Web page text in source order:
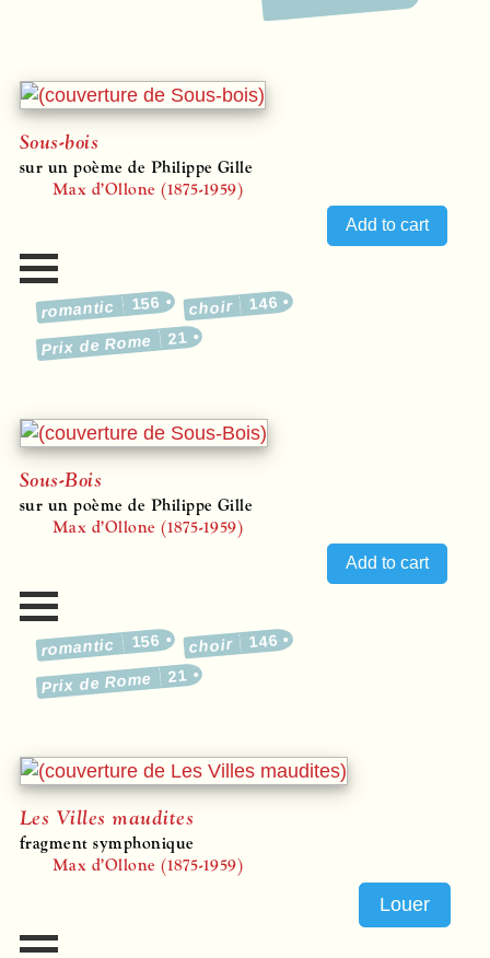
Sous-bois
sur un poème de Philippe Gille
Max d’Ollone (1875-1959)
romantic 156 choir 146
Prix de Rome 21
Sous-Bois
sur un poème de Philippe Gille
Max d’Ollone (1875-1959)
romantic 156 choir 146
Prix de Rome 21
Les Villes maudites
fragment symphonique
Max d’Ollone (1875-1959)
Louer